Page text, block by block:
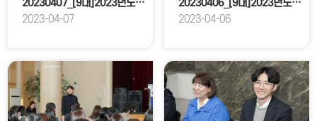
20230407_[9대]2023년도 행정사무감사 대비 현장확인_문화복지위원회
2023-04-07
20230406_[9대]2023년도 행정사무감사 대비 현장확인_문화복지위원회
2023-04-06